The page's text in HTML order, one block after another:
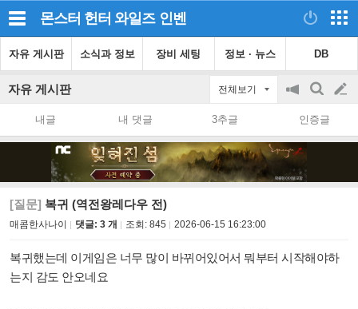
몬스터 헌터 와일즈 인벤
자유 게시판 소식과 정보 장비 세팅 정보 · 뉴스 DB
자유 게시판 전체보기
공
on/off
검
색
글
쓰
내글 내 댓글 3추글 인증글
[질문] 복귀 (역전왕레다우 전)
매콤한사나이 댓글: 3 개 조회: 845 2026-06-15 16:23:00
복귀했는데 이게임은 너무 많이 바뀌어있어서 뭐부터 시작해야하
는지 감도 안오네요